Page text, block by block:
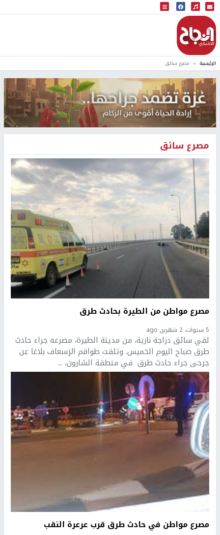
البث المباشر
إذاعة النجاح
الرئيسية مصرع سائق
مصرع سائق
مصرع مواطن من الطيرة بحادث طرق
5 سنوات، 2 شهرين ago
لقي سائق دراجة نارية، من مدينة الطيرة، مصرعه جراء حادث
طرق صباح اليوم الخميس. وتلقت طواقم الإسعاف بلاغا عن
جرحى جراء حادث طرق في منطقة الشارون، ...
مصرع مواطن في حادث طرق قرب عرعرة النقب